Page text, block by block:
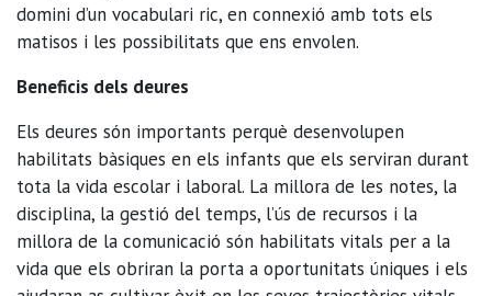
domini d’un vocabulari ric, en connexió amb tots els
matisos i les possibilitats que ens envolen.
Beneficis dels deures
Els deures són importants perquè desenvolupen
habilitats bàsiques en els infants que els serviran durant
tota la vida escolar i laboral. La millora de les notes, la
disciplina, la gestió del temps, l’ús de recursos i la
millora de la comunicació són habilitats vitals per a la
vida que els obriran la porta a oportunitats úniques i els